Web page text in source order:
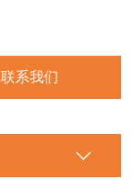
联系我们